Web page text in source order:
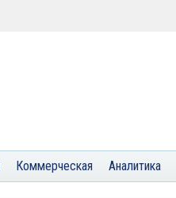
Коммерческая Аналитика